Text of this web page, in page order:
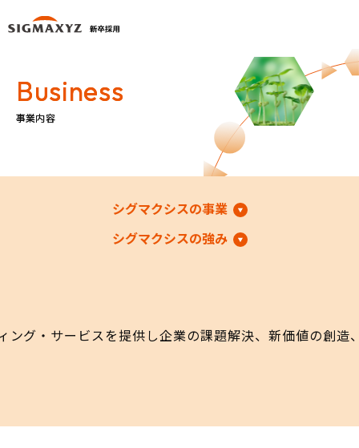
Business
事業内容
Business
事業内容
シグマクシスの事業
シグマクシスの強み
グ・サービスを提供し企業の課題解決、新価値の創